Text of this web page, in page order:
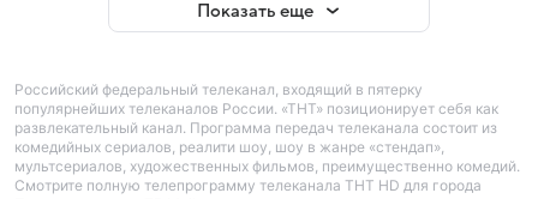
Показать еще
Российский федеральный телеканал, входящий в пятерку
популярнейших телеканалов России. «ТНТ» позиционирует себя как
развлекательный канал. Программа передач телеканала состоит из
комедийных сериалов, реалити шоу, шоу в жанре «стендап»,
мультсериалов, художественных фильмов, преимущественно комедий.
Смотрите полную телепрограмму телеканала ТНТ HD для города